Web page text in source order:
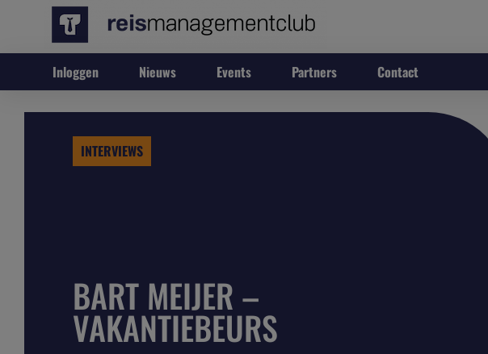
Inloggen Nieuws Events Partners Contact
INTERVIEWS
BART MEIJER –
VAKANTIEBEURS